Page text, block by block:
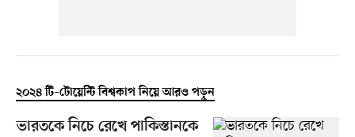
২০২৪ টি–টোয়েন্টি বিশ্বকাপ নিয়ে আরও পড়ুন
ভারতকে নিচে রেখে পাকিস্তানকে